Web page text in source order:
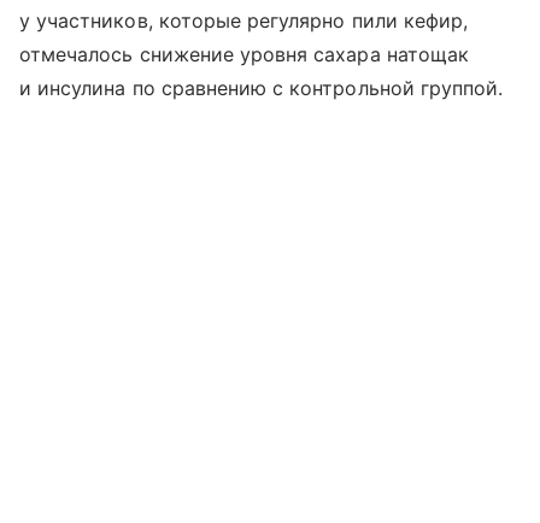
у участников, которые регулярно пили кефир,
отмечалось снижение уровня сахара натощак
и инсулина по сравнению с контрольной группой.